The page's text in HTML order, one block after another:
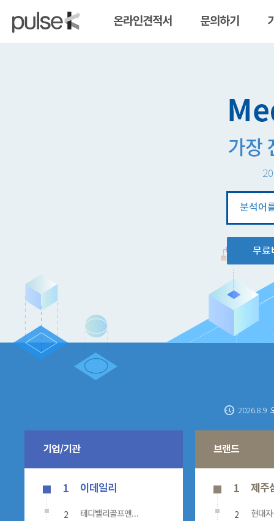
온라인견적서 문의하기
석
창
무료
2026.8.9
기업/기관
1 이데일리
2 테디밸리골프앤리조트
브랜드
1 제주
2 현대